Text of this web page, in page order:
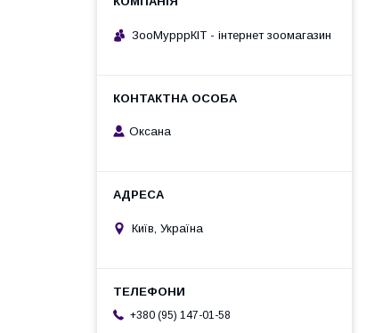
ЗооМурррКІТ - інтернет зоомагазин
Оксана
Київ, Україна
+380 (95) 147-01-58